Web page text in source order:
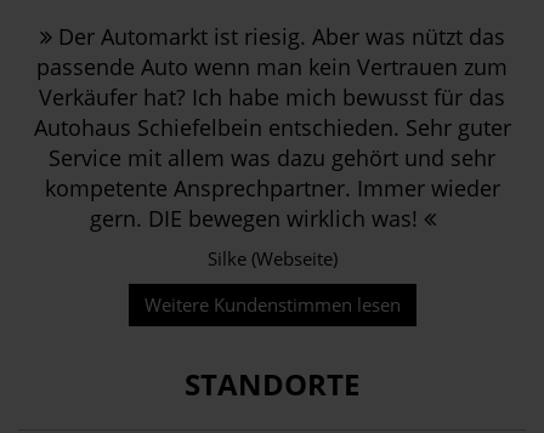
Der Automarkt ist riesig. Aber was nützt das
passende Auto wenn man kein Vertrauen zum
Verkäufer hat? Ich habe mich bewusst für das
Autohaus Schiefelbein entschieden. Sehr guter
Service mit allem was dazu gehört und sehr
kompetente Ansprechpartner. Immer wieder
gern. DIE bewegen wirklich was!
Silke (Webseite)
Weitere Kundenstimmen lesen
STANDORTE